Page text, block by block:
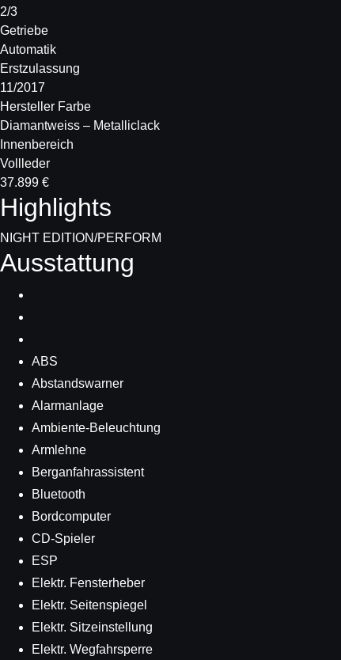
2/3
Getriebe
Automatik
Erstzulassung
11/2017
Hersteller Farbe
Diamantweiss – Metalliclack
Innenbereich
Vollleder
37.899 €
Highlights
NIGHT EDITION/PERFORM
Ausstattung
ABS
Abstandswarner
Alarmanlage
Ambiente-Beleuchtung
Armlehne
Berganfahrassistent
Bluetooth
Bordcomputer
CD-Spieler
ESP
Elektr. Fensterheber
Elektr. Seitenspiegel
Elektr. Sitzeinstellung
Elektr. Wegfahrsperre